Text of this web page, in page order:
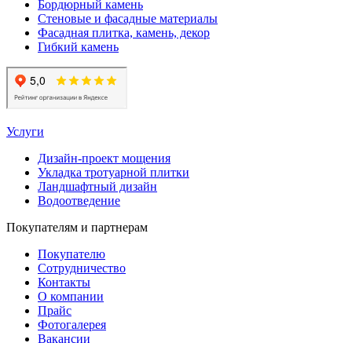
Бордюрный камень
Стеновые и фасадные материалы
Фасадная плитка, камень, декор
Гибкий камень
Услуги
Дизайн-проект мощения
Укладка тротуарной плитки
Ландшафтный дизайн
Водоотведение
Покупателям и партнерам
Покупателю
Сотрудничество
Контакты
О компании
Прайс
Фотогалерея
Вакансии